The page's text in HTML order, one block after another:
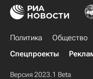
Политика Общество
Спецпроекты
Версия 2023.1 Beta